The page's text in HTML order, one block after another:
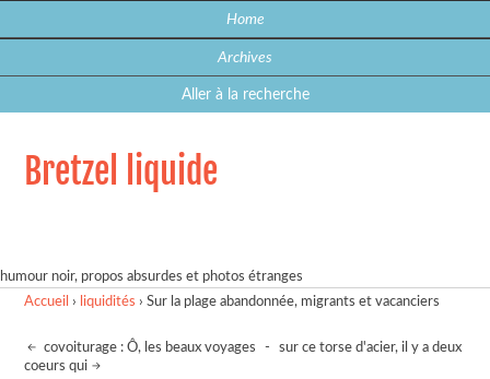
Home
Archives
Aller à la recherche
Bretzel liquide
humour noir, propos absurdes et photos étranges
Accueil › liquidités ›Sur la plage abandonnée, migrants et vacanciers
covoiturage : Ô, les beaux voyages -
sur ce torse d'acier, il y a deux
coeurs qui